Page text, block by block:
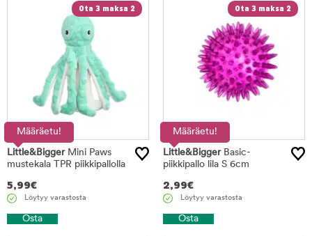
Ota 3 maksa 2
Määräetu!
Little&BiggerMini Paws
mustekala TPR piikkipallolla
5,99€
Löytyy varastosta
Osta
Ota 3 maksa 2
Määräetu!
Little&BiggerBasic-
piikkipallo lila S 6cm
2,99€
Löytyy varastosta
Osta